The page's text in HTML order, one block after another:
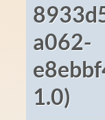
a062-
1.0)